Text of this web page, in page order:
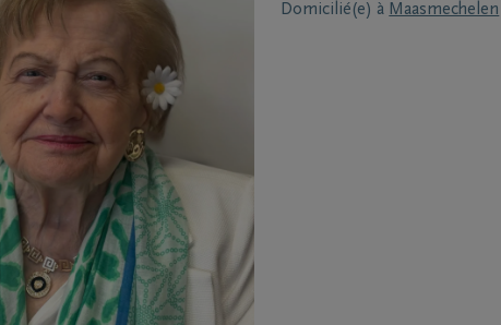
Domicilié(e) à Maasmechelen